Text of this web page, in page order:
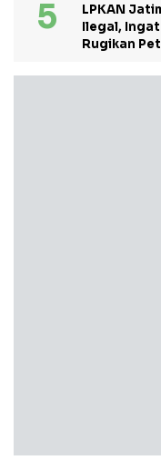
LPKAN
Ilegal,
Rugikan